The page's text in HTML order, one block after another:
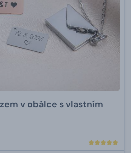
v obálce s vlastním